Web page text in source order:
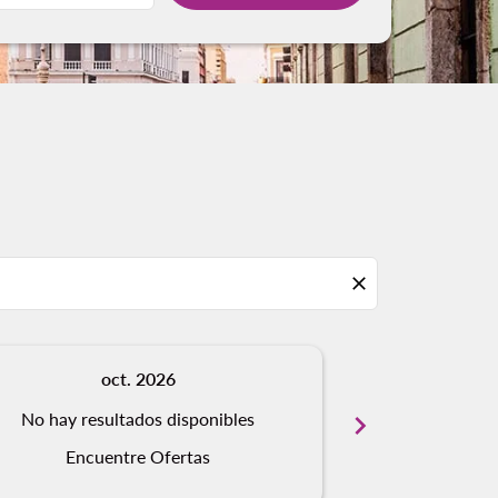
close
oct. 2026
No hay resultados disponibles
Encuentre Ofertas
chevron_right